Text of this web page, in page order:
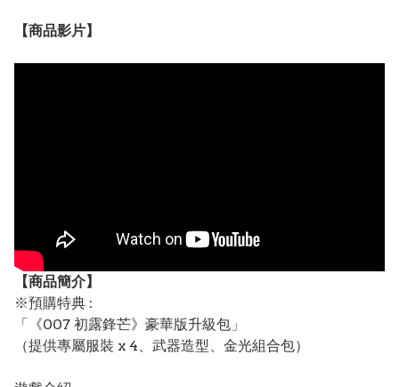
【商品影片】
【商品簡介】
※預購特典 :
「《007 初露鋒芒》豪華版升級包」
（提供專屬服裝 x 4、武器造型、金光組合包）